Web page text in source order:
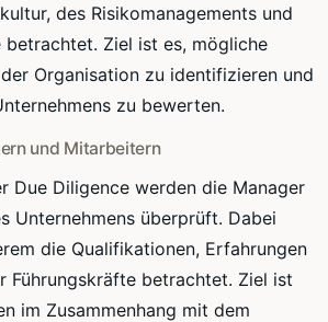
des Risikomanagements und
Ziel ist es, mögliche
Organisation zu identifizieren und
zu bewerten.
und Mitarbeitern
Due Diligence werden die Manager
Unternehmens überprüft. Dabei
die Qualifikationen, Erfahrungen
Führungskräfte betrachtet. Ziel ist
im Zusammenhang mit dem